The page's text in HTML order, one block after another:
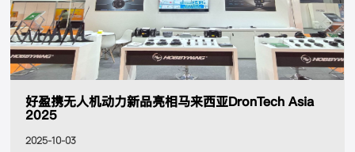
好盈携无人机动力新品亮相马来西亚DronTech Asia
2025
2025-10-03